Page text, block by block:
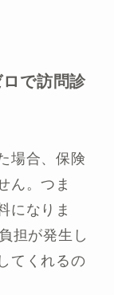
で訪問診
場合、保険
ん。つま
になりま
担が発生し
てくれるの